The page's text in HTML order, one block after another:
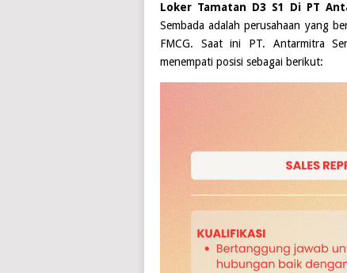
Loker Tamatan D3 S1 Di PT
Sembada adalah perusahaan yang
FMCG. Saat ini PT. Antarmitra
menempati posisi sebagai berikut: